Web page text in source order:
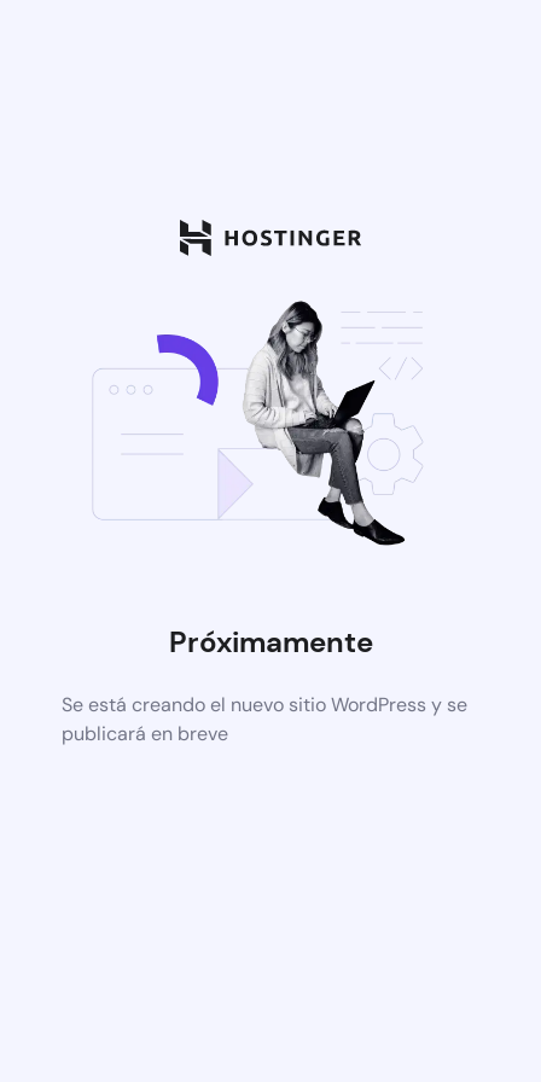
Próximamente
Se está creando el nuevo sitio WordPress y se
publicará en breve